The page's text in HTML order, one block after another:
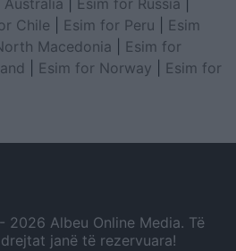
Australia Esim for Russia
Chile Esim for Peru
Esim
Macedonia
Esim for
Esim for Norway
Esim for
2026 Albeu Online Media. Të
janë të rezervuara!